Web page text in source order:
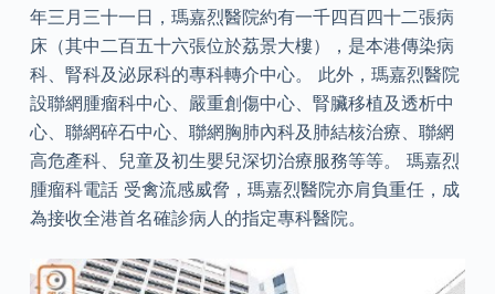
年三月三十一日，瑪嘉烈醫院約有一千四百四十二張病
床（其中二百五十六張位於荔景大樓），是本港傳染病
科、腎科及泌尿科的專科轉介中心。 此外，瑪嘉烈醫院
設聯網腫瘤科中心、嚴重創傷中心、腎臟移植及透析中
心、聯網碎石中心、聯網胸肺內科及肺結核治療、聯網
高危產科、兒童及初生嬰兒深切治療服務等等。 瑪嘉烈
腫瘤科電話 受禽流感威脅，瑪嘉烈醫院亦肩負重任，成
為接收全港首名確診病人的指定專科醫院。